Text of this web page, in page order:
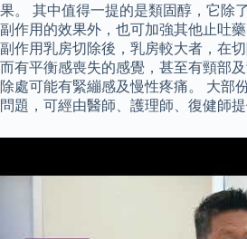
果。 其中值得一提的是類固醇，它除
副作用的效果外，也可加強其他止吐
副作用乳房切除後，乳房較大者，在
而有平衡感喪失的感覺，甚至有頸部
除處可能有緊繃感及慢性疼痛。 大部
問題，可經由醫師、護理師、復健師